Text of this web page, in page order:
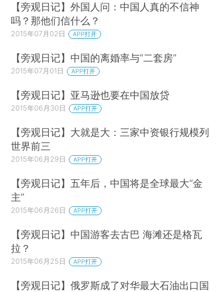
【旁观日记】外国人问：中国人真的不信神
吗？那他们信什么？
2015年07月02日 APP打开
【旁观日记】中国的离婚率与“二套房”
2015年07月01日 APP打开
【旁观日记】亚马逊也要在中国放贷
2015年06月30日 APP打开
【旁观日记】大就是大：三家中资银行规模列
世界前三
2015年06月29日 APP打开
【旁观日记】五年后，中国将是全球最大“金
主”
2015年06月26日 APP打开
【旁观日记】中国游客去古巴 海滩还是格瓦
拉？
2015年06月25日 APP打开
【旁观日记】俄罗斯成了对华最大石油出口国